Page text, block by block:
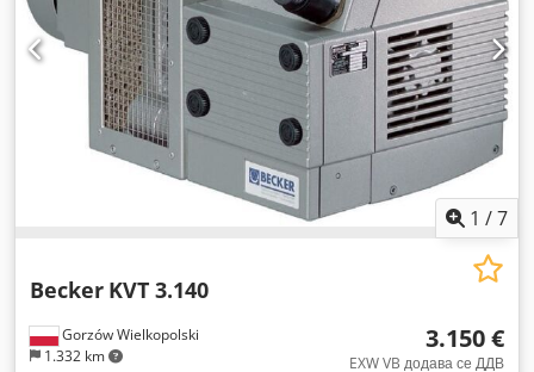
1 /7
Gorzów Wielkopolski
1.332 km
Becker KVT 3.140
3.150 €
EXW VB додава се ДДВ